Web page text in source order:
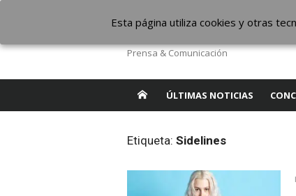
contenido
The Borderline
Prensa & Comunicación
ÚLTIMAS NOTICIAS
Etiqueta: Sidelines
Esta página utiliza cookies y otras